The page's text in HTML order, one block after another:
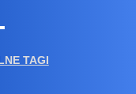
TAGI